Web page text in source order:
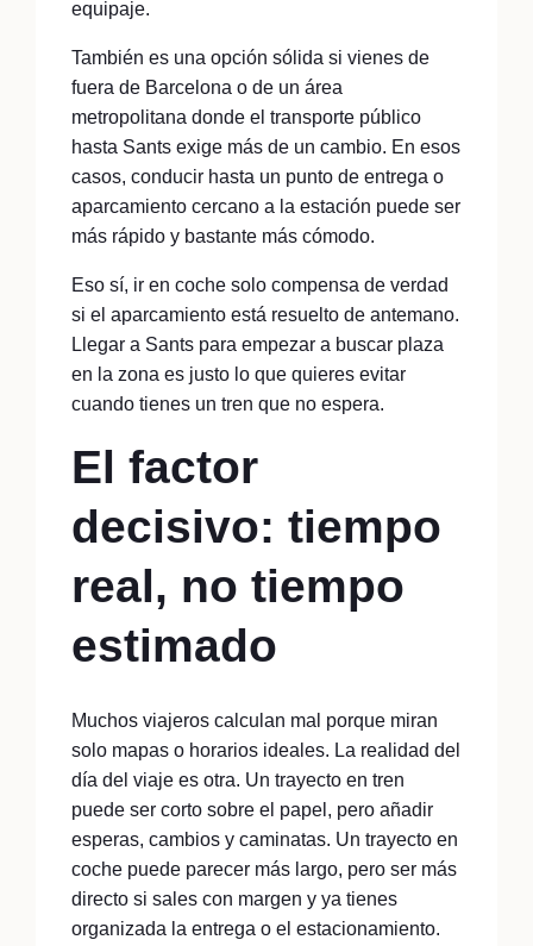
equipaje.
También es una opción sólida si vienes de
fuera de Barcelona o de un área
metropolitana donde el transporte público
hasta Sants exige más de un cambio. En esos
casos, conducir hasta un punto de entrega o
aparcamiento cercano a la estación puede ser
más rápido y bastante más cómodo.
Eso sí, ir en coche solo compensa de verdad
si el aparcamiento está resuelto de antemano.
Llegar a Sants para empezar a buscar plaza
en la zona es justo lo que quieres evitar
cuando tienes un tren que no espera.
El factor
decisivo: tiempo
real, no tiempo
estimado
Muchos viajeros calculan mal porque miran
solo mapas o horarios ideales. La realidad del
día del viaje es otra. Un trayecto en tren
puede ser corto sobre el papel, pero añadir
esperas, cambios y caminatas. Un trayecto en
coche puede parecer más largo, pero ser más
directo si sales con margen y ya tienes
organizada la entrega o el estacionamiento.